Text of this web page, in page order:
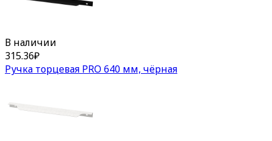
В наличии
315.36₽
Ручка торцевая PRO 640 мм, чёрная